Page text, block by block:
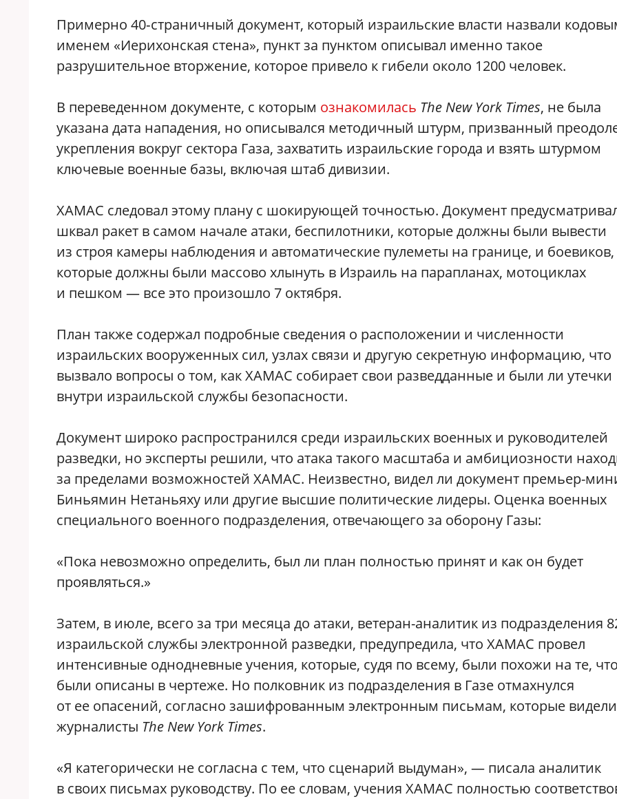
Примерно 40‑страничный документ, который израильские власти назвали
именем «Иерихонская стена», пункт за пунктом описывал именно такое
разрушительное вторжение, которое привело к гибели около 1200 человек.
В переведенном документе, с которым ознакомилась The New York Times, не была
указана дата нападения, но описывался методичный штурм, призванный
укрепления вокруг сектора Газа, захватить израильские города и взять штурмом
ключевые военные базы, включая штаб дивизии.
ХАМАС следовал этому плану с шокирующей точностью. Документ
шквал ракет в самом начале атаки, беспилотники, которые должны были вывести
из строя камеры наблюдения и автоматические пулеметы на границе, и боевиков,
которые должны были массово хлынуть в Израиль на парапланах, мотоциклах
и пешком — все это произошло 7 октября.
План также содержал подробные сведения о расположении и численности
израильских вооруженных сил, узлах связи и другую секретную информацию, что
вызвало вопросы о том, как ХАМАС собирает свои разведданные и были ли утечки
внутри израильской службы безопасности.
Документ широко распространился среди израильских военных и руководителей
разведки, но эксперты решили, что атака такого масштаба и амбициозности
за пределами возможностей ХАМАС. Неизвестно, видел ли документ премьер-­
Биньямин Нетаньяху или другие высшие политические лидеры. Оценка военных
специального военного подразделения, отвечающего за оборону Газы:
«Пока невозможно определить, был ли план полностью принят и как он будет
проявляться.»
Затем, в июле, всего за три месяца до атаки, ветеран-­аналитик из подразделения
израильской службы электронной разведки, предупредила, что ХАМАС провел
интенсивные однодневные учения, которые, судя по всему, были похожи на те, что
были описаны в чертеже. Но полковник из подразделения в Газе отмахнулся
от ее опасений, согласно зашифрованным электронным письмам, которые видели
журналисты The New York Times.
«Я категорически не согласна с тем, что сценарий выдуман», — писала аналитик
в своих письмах руководству. По ее словам, учения ХАМАС полностью